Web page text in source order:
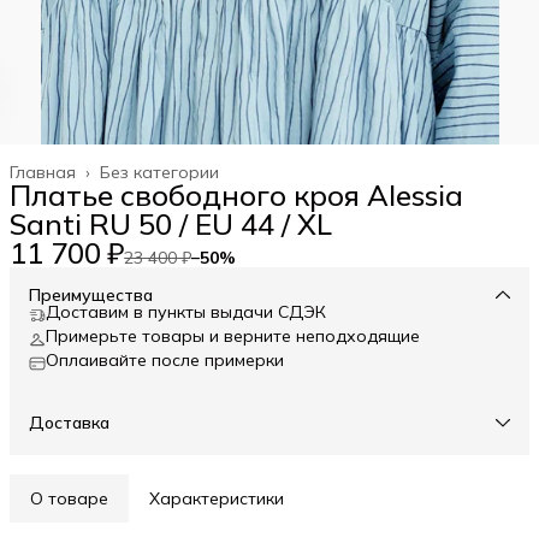
Без категории
Главная ›
Платье свободного кроя Alessia
Santi RU 50 / EU 44 / XL
11 700 ₽23 400 ₽−50%
Преимущества
Доставим в пункты выдачи СДЭК
Примерьте товары и верните неподходящие
Оплаивайте после примерки
Доставка
О товаре Характеристики